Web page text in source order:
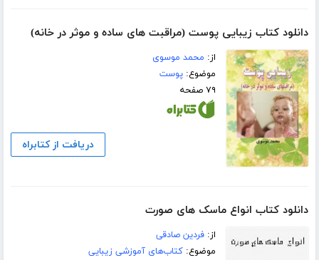
دانلود کتاب زیبایی پوست (مراقبت های ساده و موثر در خانه)
از: محمد موسوی
موضوع:پوست
۷۹ صفحه
دریافت از کتابراه
دانلود کتاب انواع ماسک های صورت
از:فردین صادقی
موضوع:کتاب‌های آموزشی زیبایی